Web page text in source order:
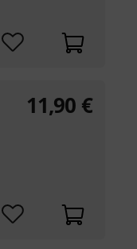
11,90 €